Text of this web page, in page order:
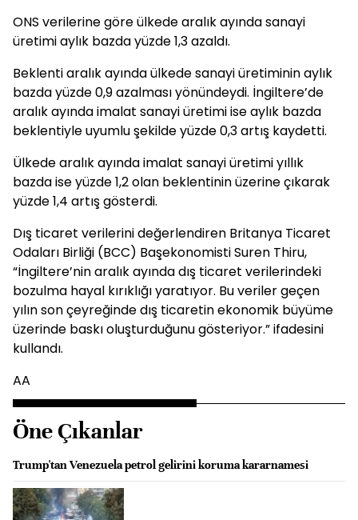
ONS verilerine göre ülkede aralık ayında sanayi
üretimi aylık bazda yüzde 1,3 azaldı.
Beklenti aralık ayında ülkede sanayi üretiminin aylık
bazda yüzde 0,9 azalması yönündeydi. İngiltere’de
aralık ayında imalat sanayi üretimi ise aylık bazda
beklentiyle uyumlu şekilde yüzde 0,3 artış kaydetti.
Ülkede aralık ayında imalat sanayi üretimi yıllık
bazda ise yüzde 1,2 olan beklentinin üzerine çıkarak
yüzde 1,4 artış gösterdi.
Dış ticaret verilerini değerlendiren Britanya Ticaret
Odaları Birliği (BCC) Başekonomisti Suren Thiru,
“İngiltere’nin aralık ayında dış ticaret verilerindeki
bozulma hayal kırıklığı yaratıyor. Bu veriler geçen
yılın son çeyreğinde dış ticaretin ekonomik büyüme
üzerinde baskı oluşturduğunu gösteriyor.” ifadesini
kullandı.
AA
Öne Çıkanlar
Trump'tan Venezuela petrol gelirini koruma kararnamesi